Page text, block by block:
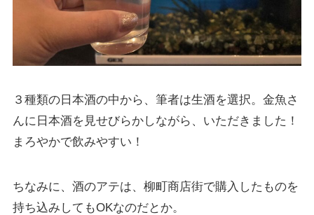
３種類の日本酒の中から、筆者は生酒を選択。金魚さ
んに日本酒を見せびらかしながら、いただきました！
まろやかで飲みやすい！
ちなみに、酒のアテは、柳町商店街で購入したものを
持ち込みしてもOKなのだとか。